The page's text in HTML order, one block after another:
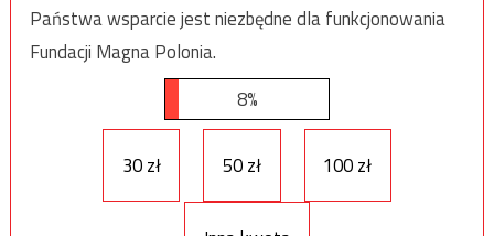
Państwa wsparcie jest niezbędne dla funkcjonowania
Fundacji Magna Polonia.
8%
30 zł 50 zł 100 zł